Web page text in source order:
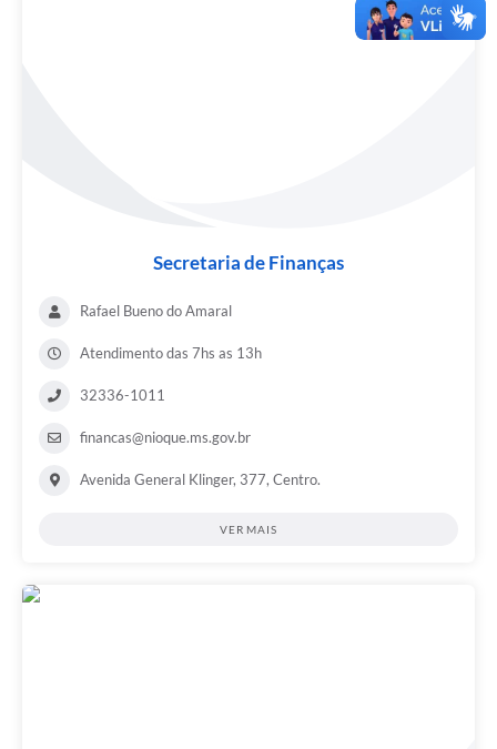
Secretaria de Finanças
Rafael Bueno do Amaral
Atendimento das 7hs as 13h
32336-1011
financas@nioque.ms.gov.br
Avenida General Klinger, 377, Centro.
VER MAIS